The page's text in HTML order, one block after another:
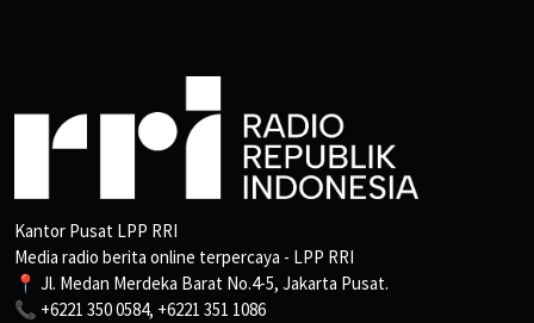
Kantor Pusat LPP RRI
Media radio berita online terpercaya - LPP RRI
📍 Jl. Medan Merdeka Barat No.4-5, Jakarta Pusat.
📞 +6221 350 0584, +6221 351 1086